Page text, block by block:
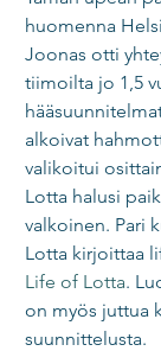
huomenna
Joonas otti
tiimoilta jo 1,5
alkoivat
valikoitui
Lotta halusi
valkoinen. Pari
Lotta kirjoittaa
Life of Lotta.
on myös juttua
suunnittelusta.